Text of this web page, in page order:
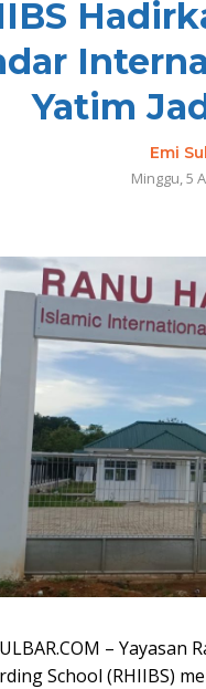
Yatim
Emi
Minggu, 5
–
School (RHIIBS)